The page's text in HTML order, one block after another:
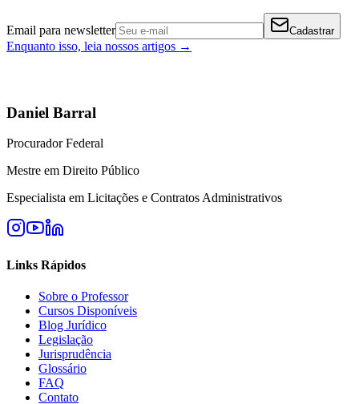
Email para newsletter Cadastrar
Enquanto isso, leia nossos artigos →
Daniel Barral
Procurador Federal
Mestre em Direito Público
Especialista em Licitações e Contratos Administrativos
Links Rápidos
Sobre o Professor
Cursos Disponíveis
Blog Jurídico
Legislação
Jurisprudência
Glossário
FAQ
Contato